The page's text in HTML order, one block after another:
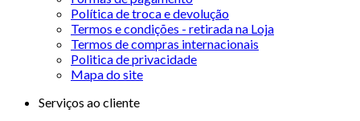
Política de troca e devolução
Termos e condições - retirada na Loja
Termos de compras internacionais
Politica de privacidade
Mapa do site
Serviços ao cliente